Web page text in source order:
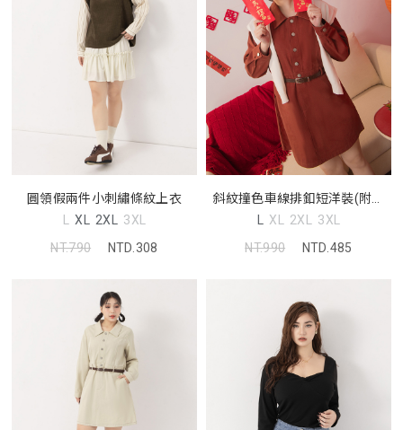
圓領假兩件小刺繡條紋上衣
L XL 2XL 3XL
NT.790
NTD.308
斜紋撞色車線排釦短洋裝(附皮
帶)
L XL 2XL 3XL
NT.990
NTD.485